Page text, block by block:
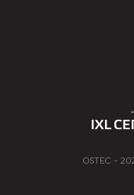
OSTEC -